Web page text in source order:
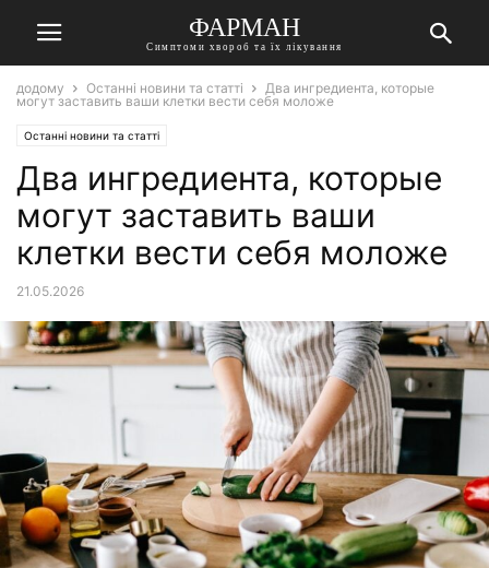
ФАРМАН
Симптоми хвороб та їх лікування
додому Останні новини та статті
Два ингредиента, которые
могут заставить ваши клетки вести себя моложе
Останні новини та статті
Два ингредиента, которые
могут заставить ваши
клетки вести себя моложе
21.05.2026